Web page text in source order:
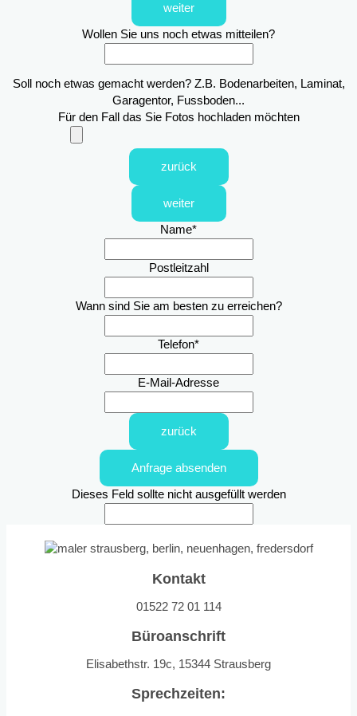
weiter
Wollen Sie uns noch etwas mitteilen?
Soll noch etwas gemacht werden? Z.B. Bodenarbeiten, Laminat,
Garagentor, Fussboden...
Für den Fall das Sie Fotos hochladen möchten
zurück
weiter
Name*
Postleitzahl
Wann sind Sie am besten zu erreichen?
Telefon*
E-Mail-Adresse
zurück
Anfrage absenden
Dieses Feld sollte nicht ausgefüllt werden
Kontakt
01522 72 01 114
Büroanschrift
Elisabethstr. 19c, 15344 Strausberg
Sprechzeiten: